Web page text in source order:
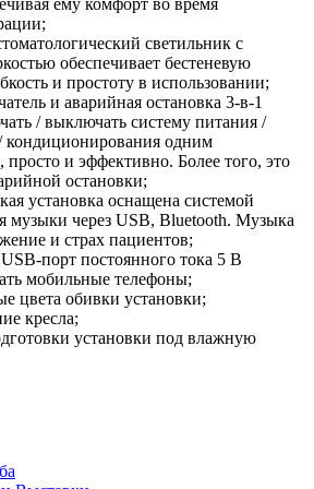
ему комфорт во время
светильник с
обеспечивает бестеневую
и простоту в использовании;
и аварийная остановка 3-в-1
/ выключать систему питания /
кондиционирования одним
просто и эффективно. Более того, это
остановки;
установка оснащена системой
музыки через USB, Bluetooth. Музыка
и страх пациентов;
порт постоянного тока 5 В
мобильные телефоны;
цвета обивки установки;
кресла;
установки под влажную